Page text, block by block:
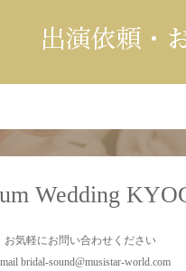
Wedding
お気軽にお問い合わせください
bridal-sound@musistar-world.com